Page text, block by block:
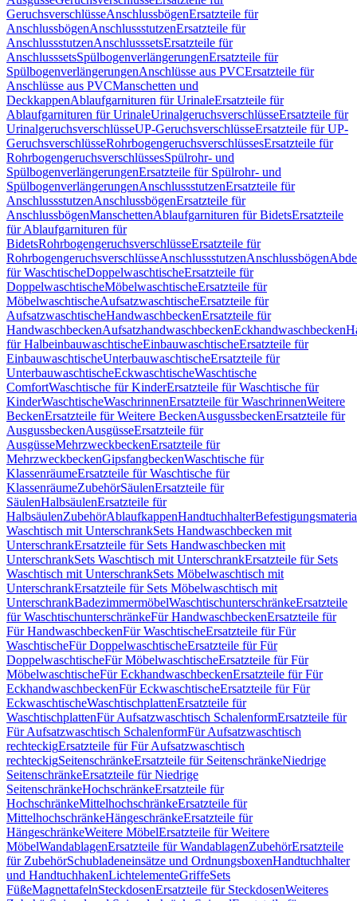
GeruchsverschlüsseAnschlussbögenErsatzteile für
AnschlussbögenAnschlussstutzenErsatzteile für
AnschlussstutzenAnschlusssetsErsatzteile für
AnschlusssetsSpülbogenverlängerungenErsatzteile für
SpülbogenverlängerungenAnschlüsse aus PVCErsatzteile für
Anschlüsse aus PVCManschetten und
DeckkappenAblaufgarnituren für UrinaleErsatzteile für
Ablaufgarnituren für UrinaleUrinalgeruchsverschlüsseErsatzteile für
UrinalgeruchsverschlüsseUP-GeruchsverschlüsseErsatzteile für UP-
GeruchsverschlüsseRohrbogengeruchsverschlüssesErsatzteile für
RohrbogengeruchsverschlüssesSpülrohr- und
SpülbogenverlängerungenErsatzteile für Spülrohr- und
SpülbogenverlängerungenAnschlussstutzenErsatzteile für
AnschlussstutzenAnschlussbögenErsatzteile für
AnschlussbögenManschettenAblaufgarnituren für BidetsErsatzteile
für Ablaufgarnituren für
BidetsRohrbogengeruchsverschlüsseErsatzteile für
RohrbogengeruchsverschlüsseAnschlussstutzenAnschlussbögen
für WaschtischeDoppelwaschtischeErsatzteile für
DoppelwaschtischeMöbelwaschtischeErsatzteile für
MöbelwaschtischeAufsatzwaschtischeErsatzteile für
AufsatzwaschtischeHandwaschbeckenErsatzteile für
HandwaschbeckenAufsatzhandwaschbeckenEckhandwaschbecken
für HalbeinbauwaschtischeEinbauwaschtischeErsatzteile für
EinbauwaschtischeUnterbauwaschtischeErsatzteile für
UnterbauwaschtischeEckwaschtischeWaschtische
ComfortWaschtische für KinderErsatzteile für Waschtische für
KinderWaschtischeWaschrinnenErsatzteile für WaschrinnenWeitere
BeckenErsatzteile für Weitere BeckenAusgussbeckenErsatzteile für
AusgussbeckenAusgüsseErsatzteile für
AusgüsseMehrzweckbeckenErsatzteile für
MehrzweckbeckenGipsfangbeckenWaschtische für
KlassenräumeErsatzteile für Waschtische für
KlassenräumeZubehörSäulenErsatzteile für
SäulenHalbsäulenErsatzteile für
HalbsäulenZubehörAblaufkappenHandtuchhalter
Waschtisch mit UnterschrankSets Handwaschbecken mit
UnterschrankErsatzteile für Sets Handwaschbecken mit
UnterschrankSets Waschtisch mit UnterschrankErsatzteile für Sets
Waschtisch mit UnterschrankSets Möbelwaschtisch mit
UnterschrankErsatzteile für Sets Möbelwaschtisch mit
UnterschrankBadezimmermöbelWaschtischunterschränkeErsatzteile
für WaschtischunterschränkeFür HandwaschbeckenErsatzteile für
Für HandwaschbeckenFür WaschtischeErsatzteile für Für
WaschtischeFür DoppelwaschtischeErsatzteile für Für
DoppelwaschtischeFür MöbelwaschtischeErsatzteile für Für
MöbelwaschtischeFür EckhandwaschbeckenErsatzteile für Für
EckhandwaschbeckenFür EckwaschtischeErsatzteile für Für
EckwaschtischeWaschtischplattenErsatzteile für
WaschtischplattenFür Aufsatzwaschtisch SchalenformErsatzteile für
Für Aufsatzwaschtisch SchalenformFür Aufsatzwaschtisch
rechteckigErsatzteile für Für Aufsatzwaschtisch
rechteckigSeitenschränkeErsatzteile für SeitenschränkeNiedrige
SeitenschränkeErsatzteile für Niedrige
SeitenschränkeHochschränkeErsatzteile für
HochschränkeMittelhochschränkeErsatzteile für
MittelhochschränkeHängeschränkeErsatzteile für
HängeschränkeWeitere MöbelErsatzteile für Weitere
MöbelWandablagenErsatzteile für WandablagenZubehörErsatzteile
für ZubehörSchubladeneinsätze und OrdnungsboxenHandtuchhalter
und HandtuchhakenLichtelementeGriffeSets
FüßeMagnettafelnSteckdosenErsatzteile für SteckdosenWeiteres